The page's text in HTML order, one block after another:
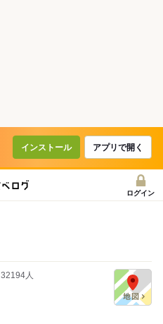
インストール アプリで開く
ログイン
32194人